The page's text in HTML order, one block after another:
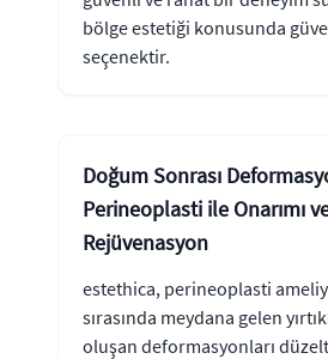
bölge estetiği konusunda
seçenektir.
Doğum Sonrası
Perineoplasti ile Onarımı
Rejüvenasyon
estethica, perineoplasti
sırasında meydana gelen
oluşan deformasyonları